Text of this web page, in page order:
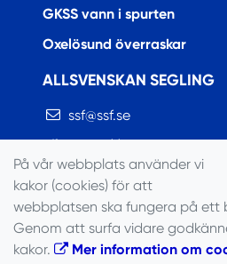
GKSS vann i spurten
Oxelösund överraskar
ALLSVENSKAN SEGLING
ssf@ssf.se
https://
https://
©
På vår webbplats använder vi
kakor (cookies) för att
webbplatsen ska fungera på ett
Genom att surfa vidare
kakor.
Mer information om